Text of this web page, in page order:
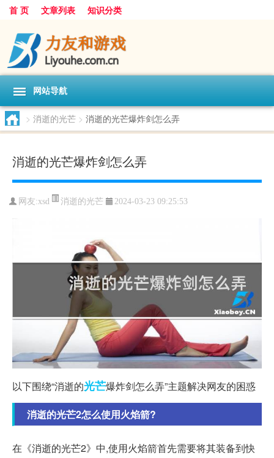
首 页 文章列表 知识分类
网站导航
> 消逝的光芒 > 消逝的光芒爆炸剑怎么弄
消逝的光芒爆炸剑怎么弄
网友:xsd 消逝的光芒 2024-03-23 09:25:53
以下围绕“消逝的光芒爆炸剑怎么弄”主题解决网友的困惑
消逝的光芒2怎么使用火焰箭?
在《消逝的光芒2》中,使用火焰箭首先需要将其装备到快